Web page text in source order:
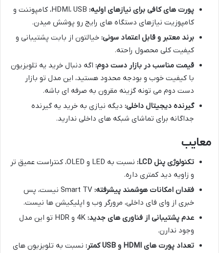
پورت های کافی برای نیازهای اولیه:
HDMI، USB، کامپوننت و
کامپوزیت نیازهای دستگاه های رایج رو پوشش میدن.
برند معتبر و قابل اعتماد سونی: خیالتون از بابت پشتیبانی و
کیفیت کلی محصول راحته.
قیمت مناسب در بازار دست دوم: اگه دنبال خرید یه تلویزیون
با کیفیت خوب و بودجه محدود هستید، این مدل تو بازار
دست دوم می تونه گزینه مقرون به صرفه ای باشه.
گیرنده دیجیتال داخلی: دیگه نیازی به خرید یه گیرنده
جداگانه برای تماشای شبکه های داخلی ندارید.
معایب
تکنولوژی پنل LCD:
نسبت به LED و OLED، کنتراست عمیق تر
و زاویه دید کمتری داره.
فقدان امکانات هوشمند پیشرفته:
Smart TV نیست، پس
خبری از وای فای داخلی، مرورگر وب و اپلیکیشن ها نیست.
عدم پشتیبانی از فناوری های جدید:
4K و HDR تو این مدل
وجود ندارن.
تعداد پورت های HDMI و USB کمتر:
نسبت به تلویزیون های